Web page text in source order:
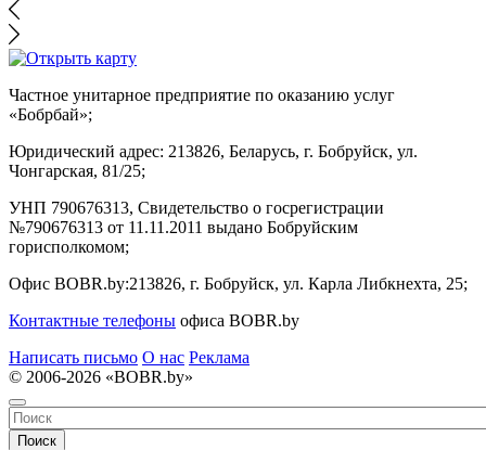
Частное унитарное предприятие по оказанию услуг
«Бобрбай»;
Юридический адрес: 213826, Беларусь, г. Бобруйск, ул.
Чонгарская, 81/25;
УНП 790676313, Свидетельство о госрегистрации
№790676313 от 11.11.2011 выдано Бобруйским
горисполкомом;
Офис BOBR.by:213826, г. Бобруйск, ул. Карла Либкнехта, 25;
Контактные телефоны офиса BOBR.by
Написать письмо О нас Реклама
© 2006-2026 «BOBR.by»
Поиск